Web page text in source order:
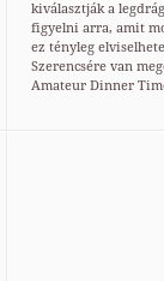
kiválasztják a
figyelni arra, amit
ez tényleg
Szerencsére van
Amateur Dinner